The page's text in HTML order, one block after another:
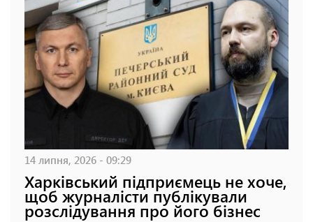
14 липня, 2026 - 09:29
Харківський підприємець не хоче,
щоб журналісти публікували
розслідування про його бізнес